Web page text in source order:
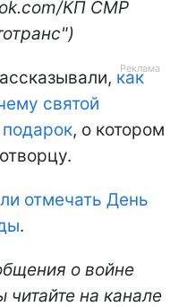
КП СМР
как
святой
, о котором
отмечать День
.
о войне
на канале